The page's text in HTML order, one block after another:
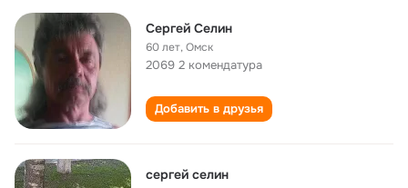
Сергей Селин
60 лет,Омск
2069 2 комендатура
Добавить в друзья
cергей селин